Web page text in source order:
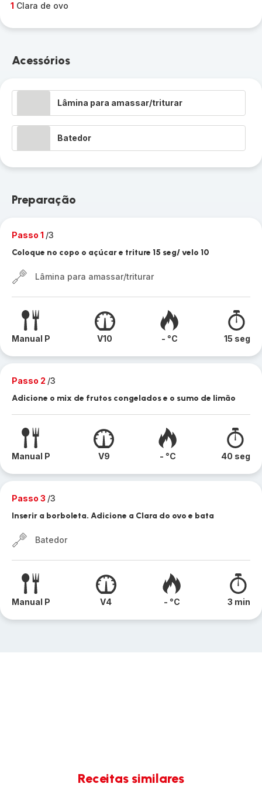
1 Clara de ovo
Acessórios
Lâmina para amassar/triturar
Batedor
Preparação
Passo 1 /3
Coloque no copo o açúcar e triture 15 seg/ velo 10
Lâmina para amassar/triturar
Manual P V10 - °C 15 seg
Passo 2 /3
Adicione o mix de frutos congelados e o sumo de limão
Manual P V9 - °C 40 seg
Passo 3 /3
Inserir a borboleta. Adicione a Clara do ovo e bata
Batedor
Manual P V4 - °C 3 min
Receitas similares